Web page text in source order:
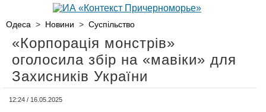
Одеса > Новини > Суспільство
«Корпорація монстрів»
оголосила збір на «мавіки» для
Захисників України
12:24 / 16.05.2025